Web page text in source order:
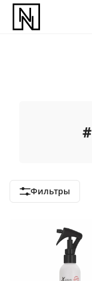
#
Фильтры